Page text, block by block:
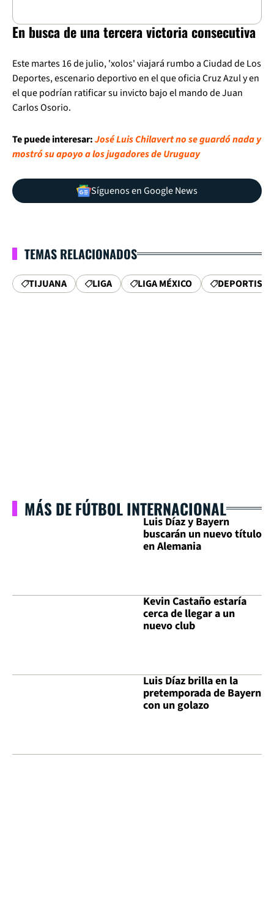
En busca de una tercera victoria consecutiva
Este martes 16 de julio, 'xolos' viajará rumbo a Ciudad de Los
Deportes, escenario deportivo en el que oficia Cruz Azul y en
el que podrían ratificar su invicto bajo el mando de Juan
Carlos Osorio.
Te puede interesar:José Luis Chilavert no se guardó nada y
mostró su apoyo a los jugadores de Uruguay
Síguenos en Google News
TEMAS RELACIONADOS
TIJUANA LIGA LIGA MÉXICO
MÁS DE FÚTBOL INTERNACIONAL
Luis Díaz y Bayern
buscarán un nuevo título
en Alemania
Kevin Castaño estaría
cerca de llegar a un
nuevo club
Luis Díaz brilla en la
pretemporada de Bayern
con un golazo